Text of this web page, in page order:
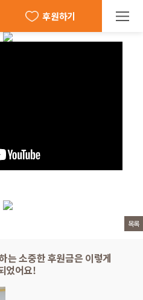
후원하기
목록
는 소중한 후원금은 이렇게
었어요!